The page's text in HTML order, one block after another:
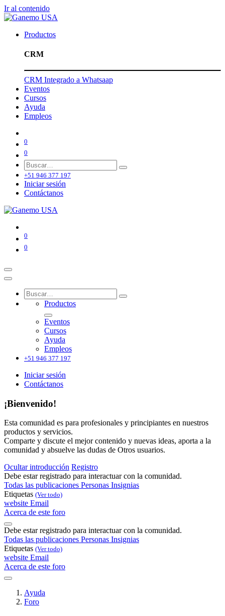
Ir al contenido
Productos
CRM
CRM Integrado a Whatsaap
Eventos
Cursos
Ayuda
Empleos
0
0
+51 946 377 197
Iniciar sesión
Contáctanos
0
0
Productos
Eventos
Cursos
Ayuda
Empleos
+51 946 377 197
Iniciar sesión
Contáctanos
¡Bienvenido!
Esta comunidad es para profesionales y principiantes en nuestros
productos y servicios.
Comparte y discute el mejor contenido y nuevas ideas, aporta a la
comunidad y absuelve las dudas de Otros usuarios.
Ocultar introducción Registro
Debe estar registrado para interactuar con la comunidad.
Todas las publicaciones Personas Insignias
Etiquetas (Ver todo)
website Email
Acerca de este foro
Debe estar registrado para interactuar con la comunidad.
Todas las publicaciones Personas Insignias
Etiquetas (Ver todo)
website Email
Acerca de este foro
Ayuda
Foro